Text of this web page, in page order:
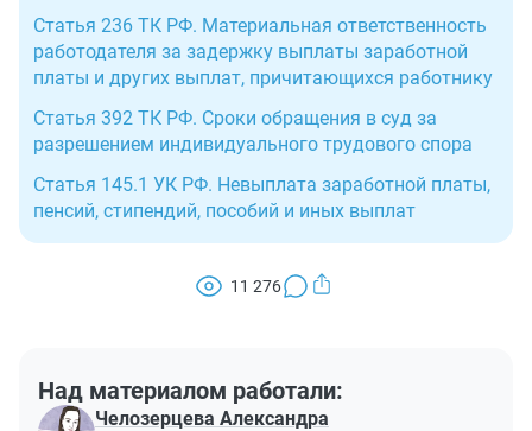
Статья 236 ТК РФ. Материальная ответственность
работодателя за задержку выплаты заработной
платы и других выплат, причитающихся работнику
Статья 392 ТК РФ. Сроки обращения в суд за
разрешением индивидуального трудового спора
Статья 145.1 УК РФ. Невыплата заработной платы,
пенсий, стипендий, пособий и иных выплат
11 276
Над материалом работали:
Челозерцева Александра